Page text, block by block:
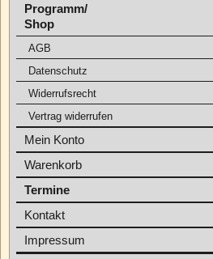
Programm/
Shop
AGB
Datenschutz
Widerrufsrecht
Vertrag widerrufen
Mein Konto
Warenkorb
Termine
Kontakt
Impressum